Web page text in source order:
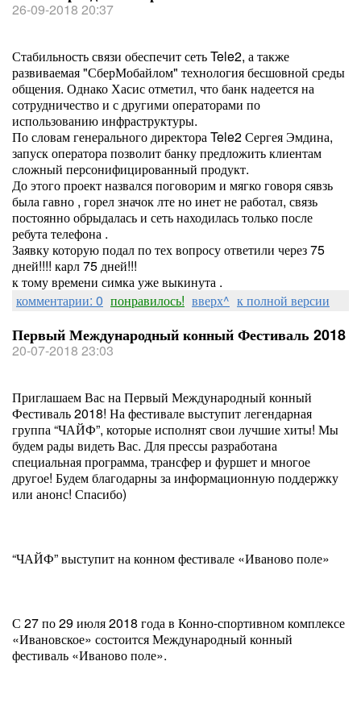
26-09-2018 20:37
Стабильность связи обеспечит сеть Tele2, а также
развиваемая "СберМобайлом" технология бесшовной среды
общения. Однако Хасис отметил, что банк надеется на
сотрудничество и с другими операторами по
использованию инфраструктуры.
По словам генерального директора Tele2 Сергея Эмдина,
запуск оператора позволит банку предложить клиентам
сложный персонифицированный продукт.
До этого проект назвался поговорим и мягко говоря сявзь
была гавно , горел значок лте но инет не работал, связь
постоянно обрыдалась и сеть находилась только после
ребута телефона .
Заявку которую подал по тех вопросу ответили через 75
дней!!!! карл 75 дней!!!
к тому времени симка уже выкинута .
комментарии: 0 понравилось! вверх^ к полной версии
Первый Международный конный Фестиваль 2018
20-07-2018 23:03
Приглашаем Вас на Первый Международный конный
Фестиваль 2018! На фестивале выступит легендарная
группа “ЧАЙФ”, которые исполнят свои лучшие хиты! Мы
будем рады видеть Вас. Для прессы разработана
специальная программа, трансфер и фуршет и многое
другое! Будем благодарны за информационную поддержку
или анонс! Спасибо)
“ЧАЙФ” выступит на конном фестивале «Иваново поле»
С 27 по 29 июля 2018 года в Конно-спортивном комплексе
«Ивановское» состоится Международный конный
фестиваль «Иваново поле».